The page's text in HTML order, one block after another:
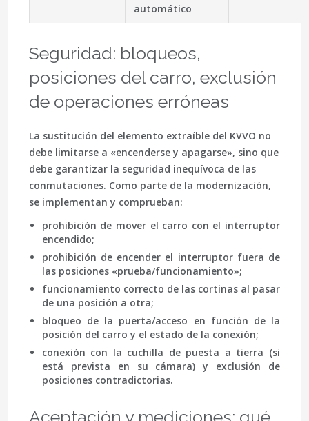
automático
Seguridad: bloqueos,
posiciones del carro, exclusión
de operaciones erróneas
La sustitución del elemento extraíble del KVVO no
debe limitarse a «encenderse y apagarse», sino que
debe garantizar la seguridad inequívoca de las
conmutaciones. Como parte de la modernización,
se implementan y comprueban:
prohibición de mover el carro con el interruptor
encendido;
prohibición de encender el interruptor fuera de
las posiciones «prueba/funcionamiento»;
funcionamiento correcto de las cortinas al pasar
de una posición a otra;
bloqueo de la puerta/acceso en función de la
posición del carro y el estado de la conexión;
conexión con la cuchilla de puesta a tierra (si
está prevista en su cámara) y exclusión de
posiciones contradictorias.